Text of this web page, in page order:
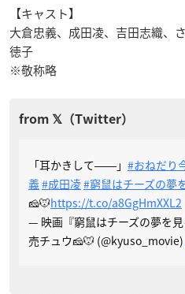
【キャスト】
大倉忠義、成田凌、吉田志織、
徳子
※敬称略
「耳かきして――」 #おねだり
義#成田凌#窮鼠はチーズの夢
🧀🐭https://t.co/a8GgHmXXL2
— 映画『窮鼠はチーズの夢を
売チュウ🧀🐭 (@kyuso_movie)